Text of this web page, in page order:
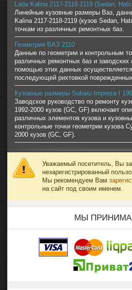
Lada Kalina 2117-2118-2119 (Sedan,
Линейные кузовные размеры Ваз,
Kalina 2117-2118-2119 (кузов Sedan,
точкам из различных ремонтных баз.
Геометрия ВАЗ 2110
Данные по геометрии и контрольным
различных ремонтных баз и
помощью этих данных осуществляется
последующей рихтовкой
Кузовные размеры Subaru Impreza I
Заводское руководство по ремонту
1992-2000 кузов (GC, GF) включает
различных элементов кузова и
контрольные точки геометрии кузова
2000 кузов (GC, GF).
Уважаемый посетитель, Вы
незарегистрированный
Мы рекомендуем Вам
на сайт под своим именем.
МЫ